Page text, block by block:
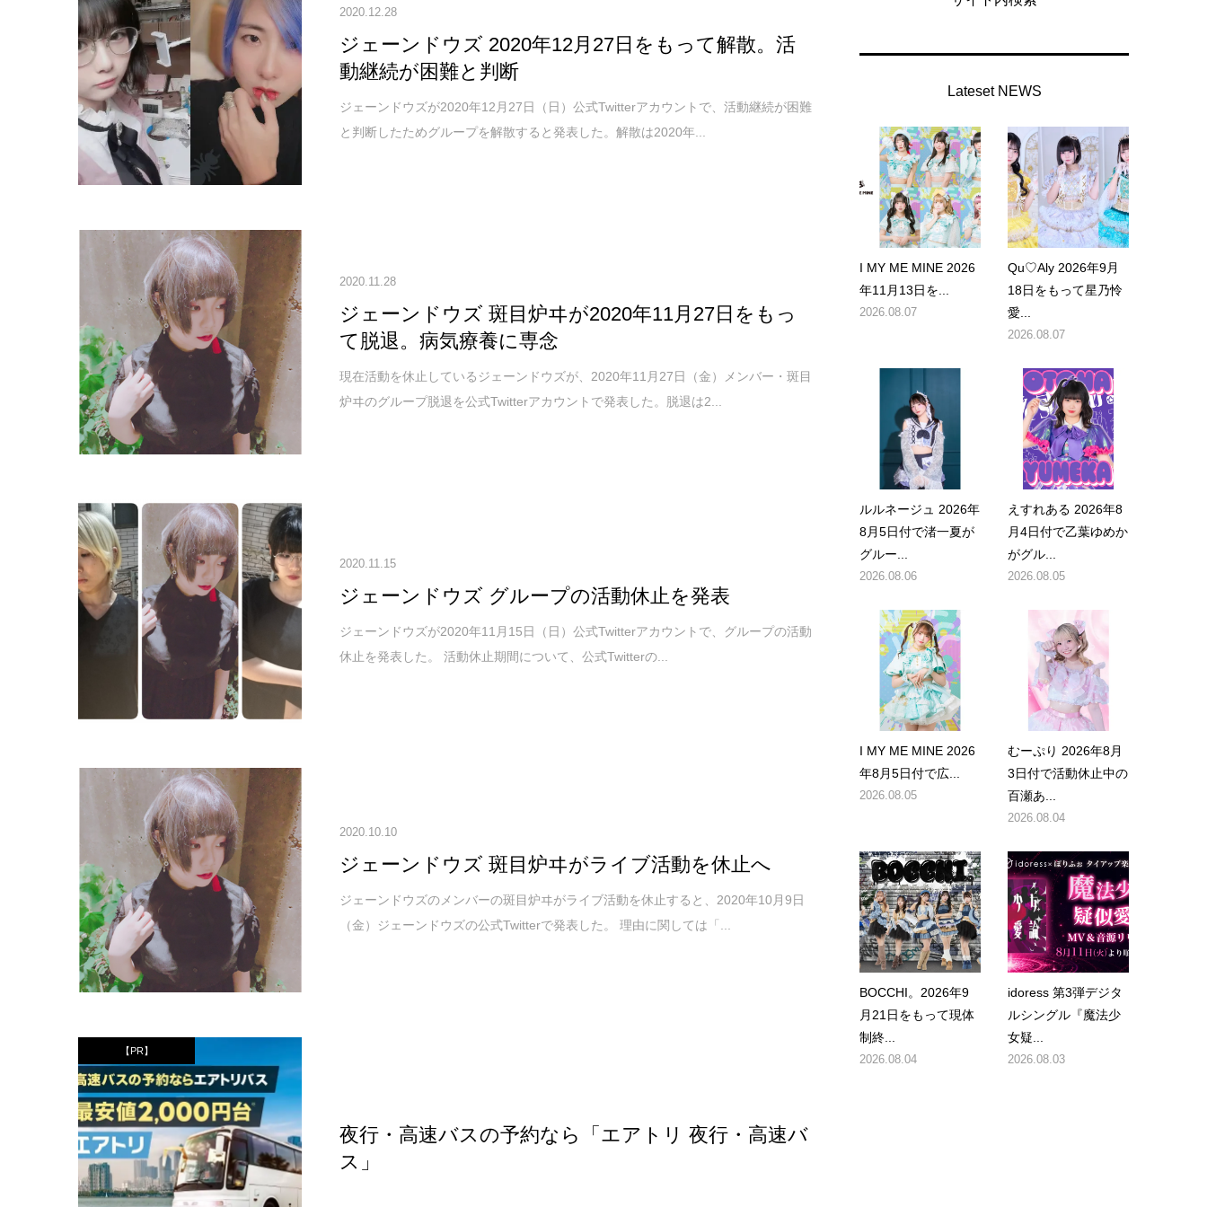
2020.12.28
ジェーンドウズ 2020年12月27日をもって解散。活
動継続が困難と判断
ジェーンドウズが2020年12月27日（日）公式Twitterアカウントで、活動継続が困難
と判断したためグループを解散すると発表した。解散は2020年...
2020.11.28
ジェーンドウズ 斑目炉ヰが2020年11月27日をもっ
て脱退。病気療養に専念
現在活動を休止しているジェーンドウズが、2020年11月27日（金）メンバー・斑目
炉ヰのグループ脱退を公式Twitterアカウントで発表した。脱退は2...
2020.11.15
ジェーンドウズ グループの活動休止を発表
ジェーンドウズが2020年11月15日（日）公式Twitterアカウントで、グループの活動
休止を発表した。 活動休止期間について、公式Twitterの...
2020.10.10
ジェーンドウズ 斑目炉ヰがライブ活動を休止へ
ジェーンドウズのメンバーの斑目炉ヰがライブ活動を休止すると、2020年10月9日
（金）ジェーンドウズの公式Twitterで発表した。 理由に関しては「...
【PR】
夜行・高速バスの予約なら「エアトリ 夜行・高速バ
ス」
Lateset NEWS
I MY ME MINE 2026
年11月13日を...
2026.08.07
Qu♡Aly 2026年9月
18日をもって星乃怜
愛...
2026.08.07
ルルネージュ 2026年
8月5日付で渚一夏が
グルー...
2026.08.06
えすれある 2026年8
月4日付で乙葉ゆめか
がグル...
2026.08.05
I MY ME MINE 2026
年8月5日付で広...
2026.08.05
むーぷり 2026年8月
3日付で活動休止中の
百瀬あ...
2026.08.04
BOCCHI。2026年9
月21日をもって現体
制終...
2026.08.04
idoress 第3弾デジタ
ルシングル『魔法少
女疑...
2026.08.03